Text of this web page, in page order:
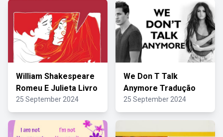
William Shakespeare
Romeu E Julieta Livro
25 September 2024
We Don T Talk
Anymore Tradução
25 September 2024